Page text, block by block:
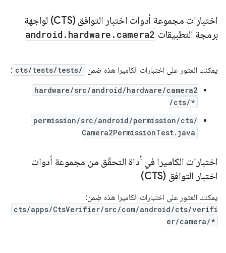
اختبارات مجموعة أدوات اختبار التوافق (CTS) لواجهة
برمجة التطبيقات
android . hardware . camera2
يمكنك العثور على اختبارات الكاميرا هذه ضِمن cts/tests/tests/
:
hardware/src/android/hardware/camera2
/cts/*
permission/src/android/permission/cts/
Camera2PermissionTest.java
اختبارات الكاميرا في أداة التحقّق من مجموعة أدوات
اختبار التوافق (CTS)
يمكنك العثور على اختبارات الكاميرا هذه ضِمن:
cts/apps/CtsVerifier/src/com/android/cts/verifi
er/camera/*